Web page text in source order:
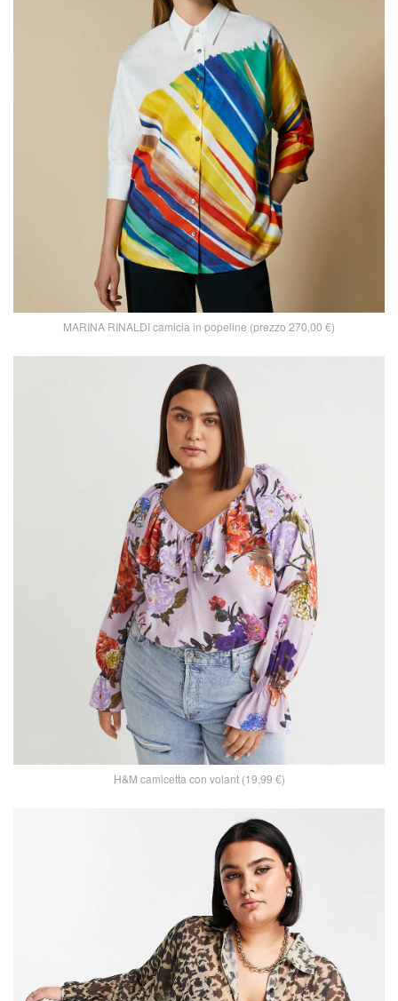
MARINA RINALDI camicia in popeline (prezzo 270,00 €)
H&M camicetta con volant (19,99 €)